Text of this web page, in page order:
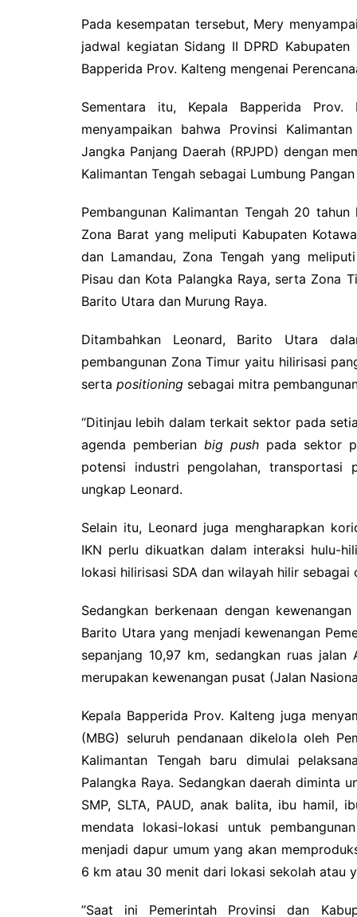
Pada kesempatan tersebut, Mery
jadwal kegiatan Sidang II DPRD
Bapperida Prov. Kalteng mengenai
Sementara itu, Kepala Bapperida
menyampaikan bahwa Provinsi
Jangka Panjang Daerah (RPJPD) dengan
Kalimantan Tengah sebagai Lumbung
Pembangunan Kalimantan Tengah 20
Zona Barat yang meliputi Kabupaten
dan Lamandau, Zona Tengah yang
Pisau dan Kota Palangka Raya, serta Zona
Barito Utara dan Murung Raya.
Ditambahkan Leonard, Barito Utara
pembangunan Zona Timur yaitu hilirisasi
serta positioning sebagai mitra
“Ditinjau lebih dalam terkait sektor pada
agenda pemberian big pushpada sektor
potensi industri pengolahan, transportasi
ungkap Leonard.
Selain itu, Leonard juga mengharapkan
IKN perlu dikuatkan dalam interaksi hulu-
lokasi hilirisasi SDA dan wilayah hilir sebagai
Sedangkan berkenaan dengan
Barito Utara yang menjadi kewenangan
sepanjang 10,97 km, sedangkan ruas jalan
merupakan kewenangan pusat (Jalan
Kepala Bapperida Prov. Kalteng juga
(MBG) seluruh pendanaan dikelola oleh
Kalimantan Tengah baru dimulai
Palangka Raya. Sedangkan daerah diminta
SMP, SLTA, PAUD, anak balita, ibu hamil,
mendata lokasi-lokasi untuk
menjadi dapur umum yang akan
6 km atau 30 menit dari lokasi sekolah atau
”Saat ini Pemerintah Provinsi dan